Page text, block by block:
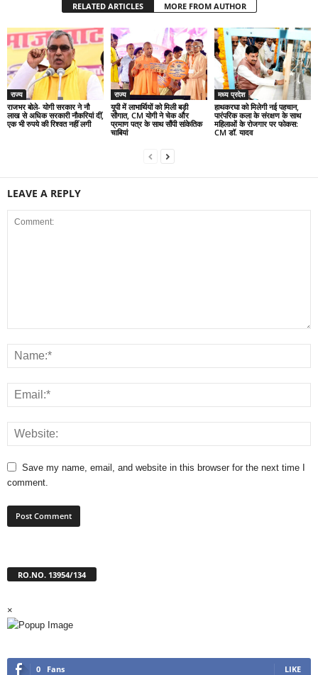
RELATED ARTICLES MORE FROM AUTHOR
राज्य
राजभर बोले- योगी सरकार ने नौ
लाख से अधिक सरकारी नौकरियां दीं,
एक भी रुपये की रिश्वत नहीं लगी
राज्य
यूपी में लाभार्थियों को मिली बड़ी
सौगात, CM योगी ने चेक और
प्रमाण पत्र के साथ सौंपी सांकेतिक
चाबियां
मध्य प्रदेश
हाथकरघा को मिलेगी नई पहचान,
पारंपरिक कला के संरक्षण के साथ
महिलाओं के रोजगार पर फोकस:
CM डॉ. यादव
LEAVE A REPLY
Save my name, email, and website in this browser for the next time I
comment.
RO.NO. 13954/134
×
0 Fans LIKE